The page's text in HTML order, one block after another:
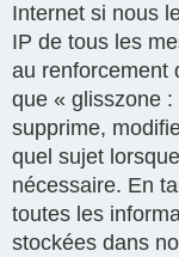
Internet si nous
IP de tous les
au renforcement
que « glisszone
supprime,
quel sujet
nécessaire. En
toutes les
stockées dans